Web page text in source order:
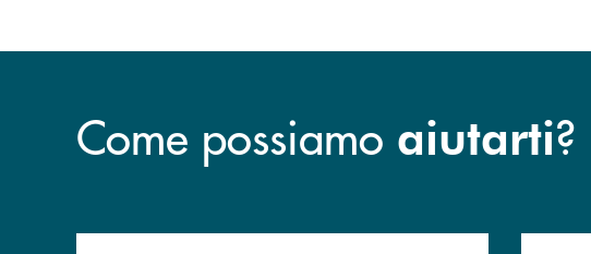
diritto di opposizione– diritto di opporsi, in qualsiasi momento, al trattamento
L’interessato ha il diritto inoltre di
proporre reclamo all’Autorità Garante per la
Lei potrà in qualsiasi momento esercitare i Suoi diritti inviando una
1/3 – 20825 Barlassina (MB) – Att.ne Referente Privacy, ovvero all’indirizzo di
Come possiamo aiutarti?